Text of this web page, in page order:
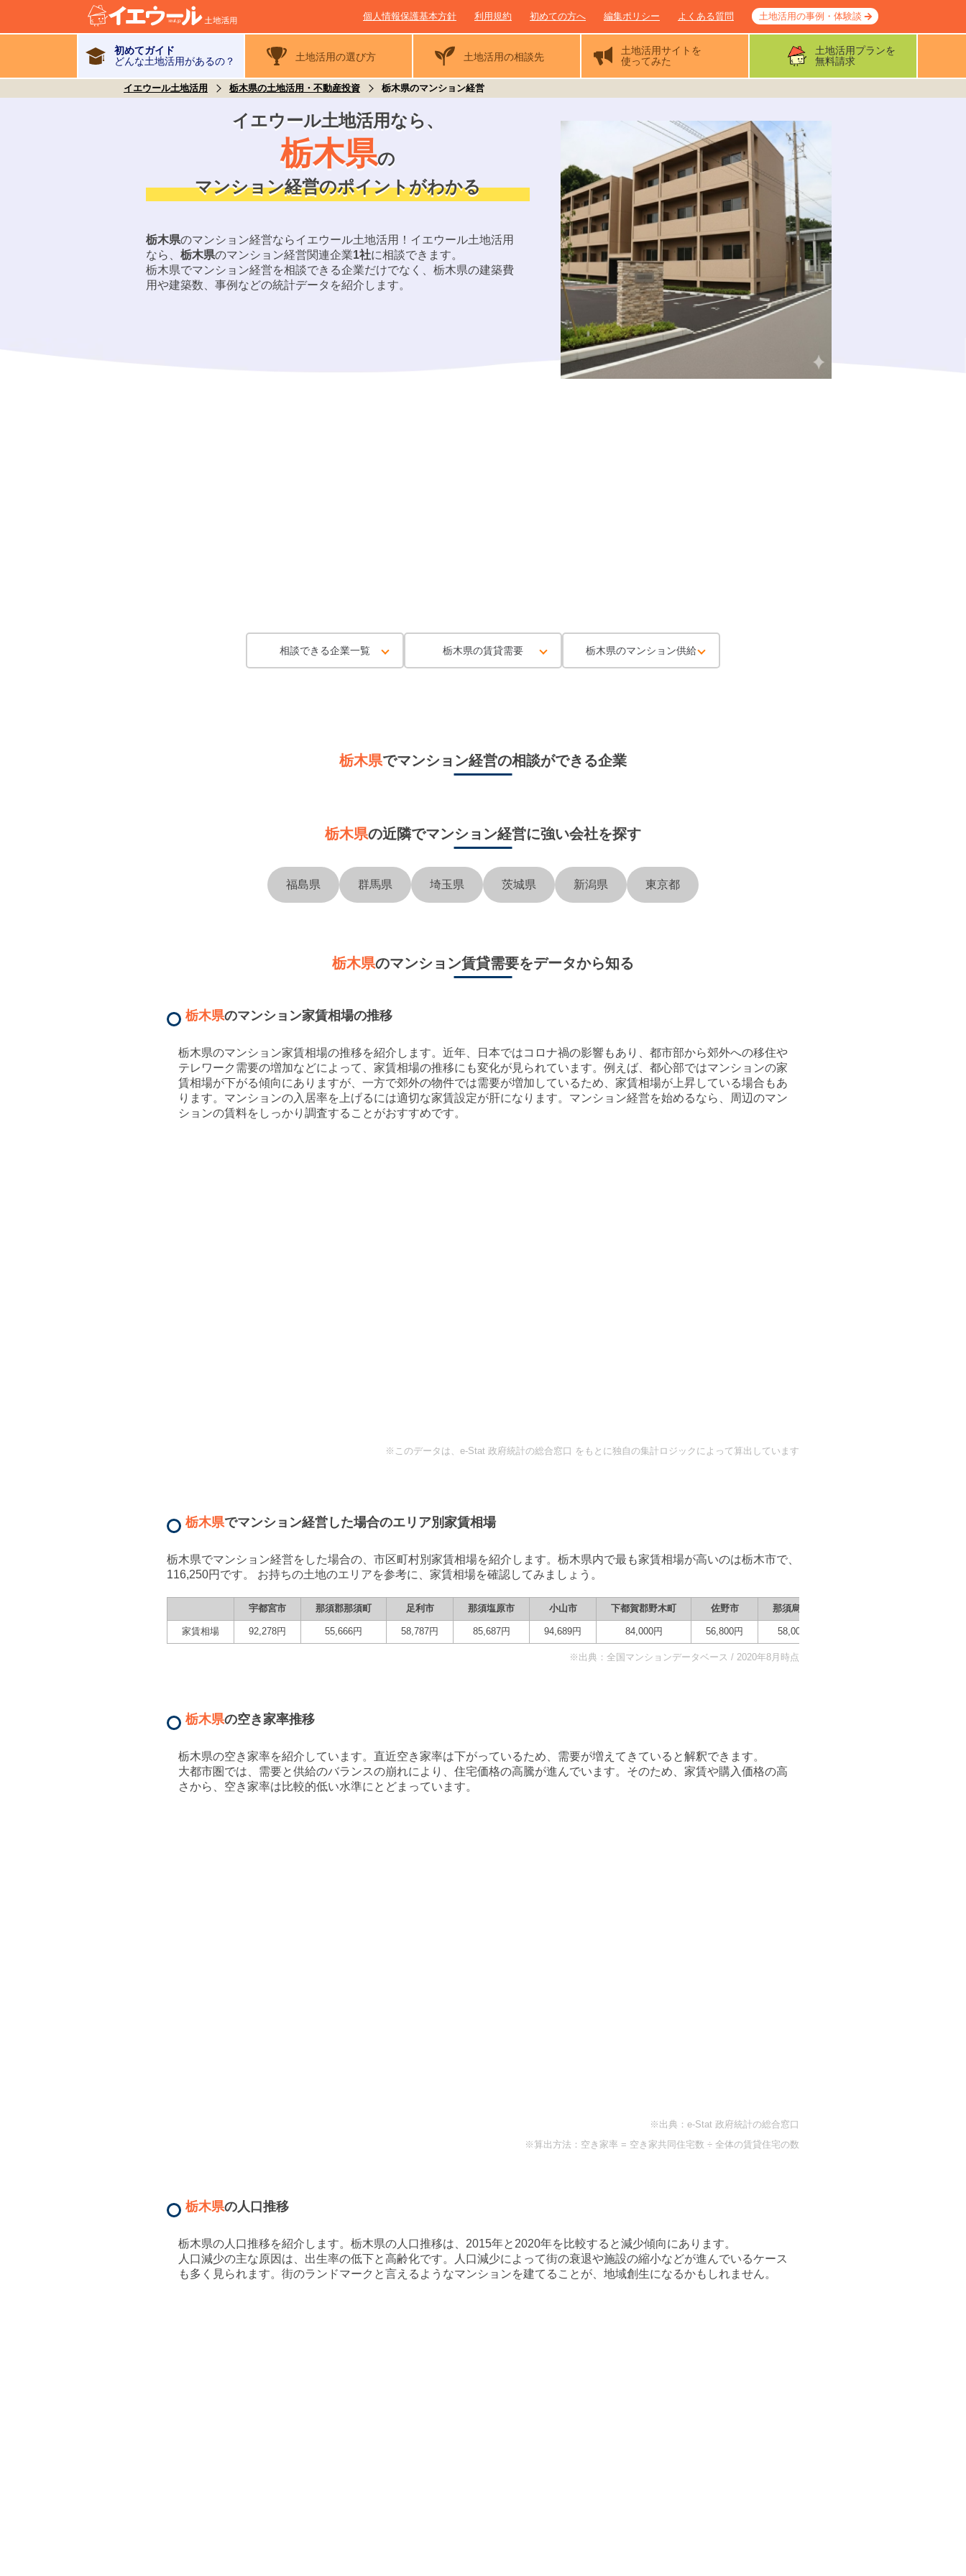
個人情報保護基本方針 利用規約 初めての方へ 編集ポリシー よくある質問 土地活用の事例・体験談
初めてガイド
どんな土地活用があるの？
土地活用の選び方 土地活用の相談先
土地活用サイトを
使ってみた
土地活用プランを
無料請求
イエウール土地活用 栃木県の土地活用・不動産投資 栃木県のマンション経営
イエウール土地活用なら、
栃木県の
マンション経営のポイントがわかる
栃木県のマンション経営ならイエウール土地活用！ イエウール土地活用
なら、 栃木県のマンション経営関連企業1社に相談できます。
栃木県でマンション経営を相談できる企業だけでなく、 栃木県の建築費
用や建築数、事例などの統計データを紹介します。
相談できる企業一覧 栃木県の賃貸需要 栃木県のマンション供給
栃木県でマンション経営の相談ができる企業
栃木県の近隣でマンション経営に強い会社を探す
福島県 群馬県 埼玉県 茨城県 新潟県 東京都
栃木県のマンション賃貸需要をデータから知る
栃木県のマンション家賃相場の推移
栃木県のマンション家賃相場の推移を紹介します。近年、日本ではコロナ禍の影響もあり、都市部から郊外への移住や
テレワーク需要の増加などによって、家賃相場の推移にも変化が見られています。例えば、都心部ではマンションの家
賃相場が下がる傾向にありますが、一方で郊外の物件では需要が増加しているため、家賃相場が上昇している場合もあ
ります。マンションの入居率を上げるには適切な家賃設定が肝になります。マンション経営を始めるなら、周辺のマン
ションの賃料をしっかり調査することがおすすめです。
※このデータは、e-Stat 政府統計の総合窓口 をもとに独自の集計ロジックによって算出しています
栃木県でマンション経営 した場合のエリア別家賃相場
栃木県でマンション経営をした場合の、市区町村別家賃相場を紹介します。 栃木県内で最も家賃相場が高いのは栃木市で、
116,250円です。 お持ちの土地のエリアを参考に、家賃相場を確認してみましょう。
宇都宮市 那須郡那須町 足利市 那須塩原市 小山市 下都賀郡野木町 佐野市 那須烏山市
家賃相場 92,278円 55,666円 58,787円 85,687円 94,689円 84,000円 56,800円 58,000
※出典：全国マンションデータベース / 2020年8月時点
栃木県の空き家率推移
栃木県の空き家率を紹介しています。直近空き家率は下がっているため、需要が増えてきている と解釈できます。
大都市圏では、需要と供給のバランスの崩れにより、住宅価格の高騰が進んでいます。そのため、家賃や購入価格の高
さから、空き家率は比較的低い水準にとどまっています。
※出典：e-Stat 政府統計の総合窓口
※算出方法：空き家率 = 空き家共同住宅数 ÷ 全体の賃貸住宅の数
栃木県の人口推移
栃木県の人口推移を紹介します。 栃木県の人口推移は、2015年と2020年を比較すると減少傾向にあります。
人口減少の主な原因は、出生率の低下と高齢化です。人口減少によって街の衰退や施設の縮小などが進んでいるケース
も多く見られます。街のランドマークと言えるようなマンションを建てることが、地域創生になるかもしれません。